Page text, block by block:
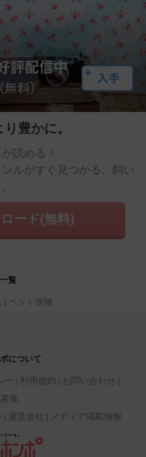
豊かに。
読める！
ルがすぐ見つかる。飼い
ード(無料)
覧
ペット保険
について
ー 利用規約
お問い合わせ
集
運営会社 メディア掲載情報